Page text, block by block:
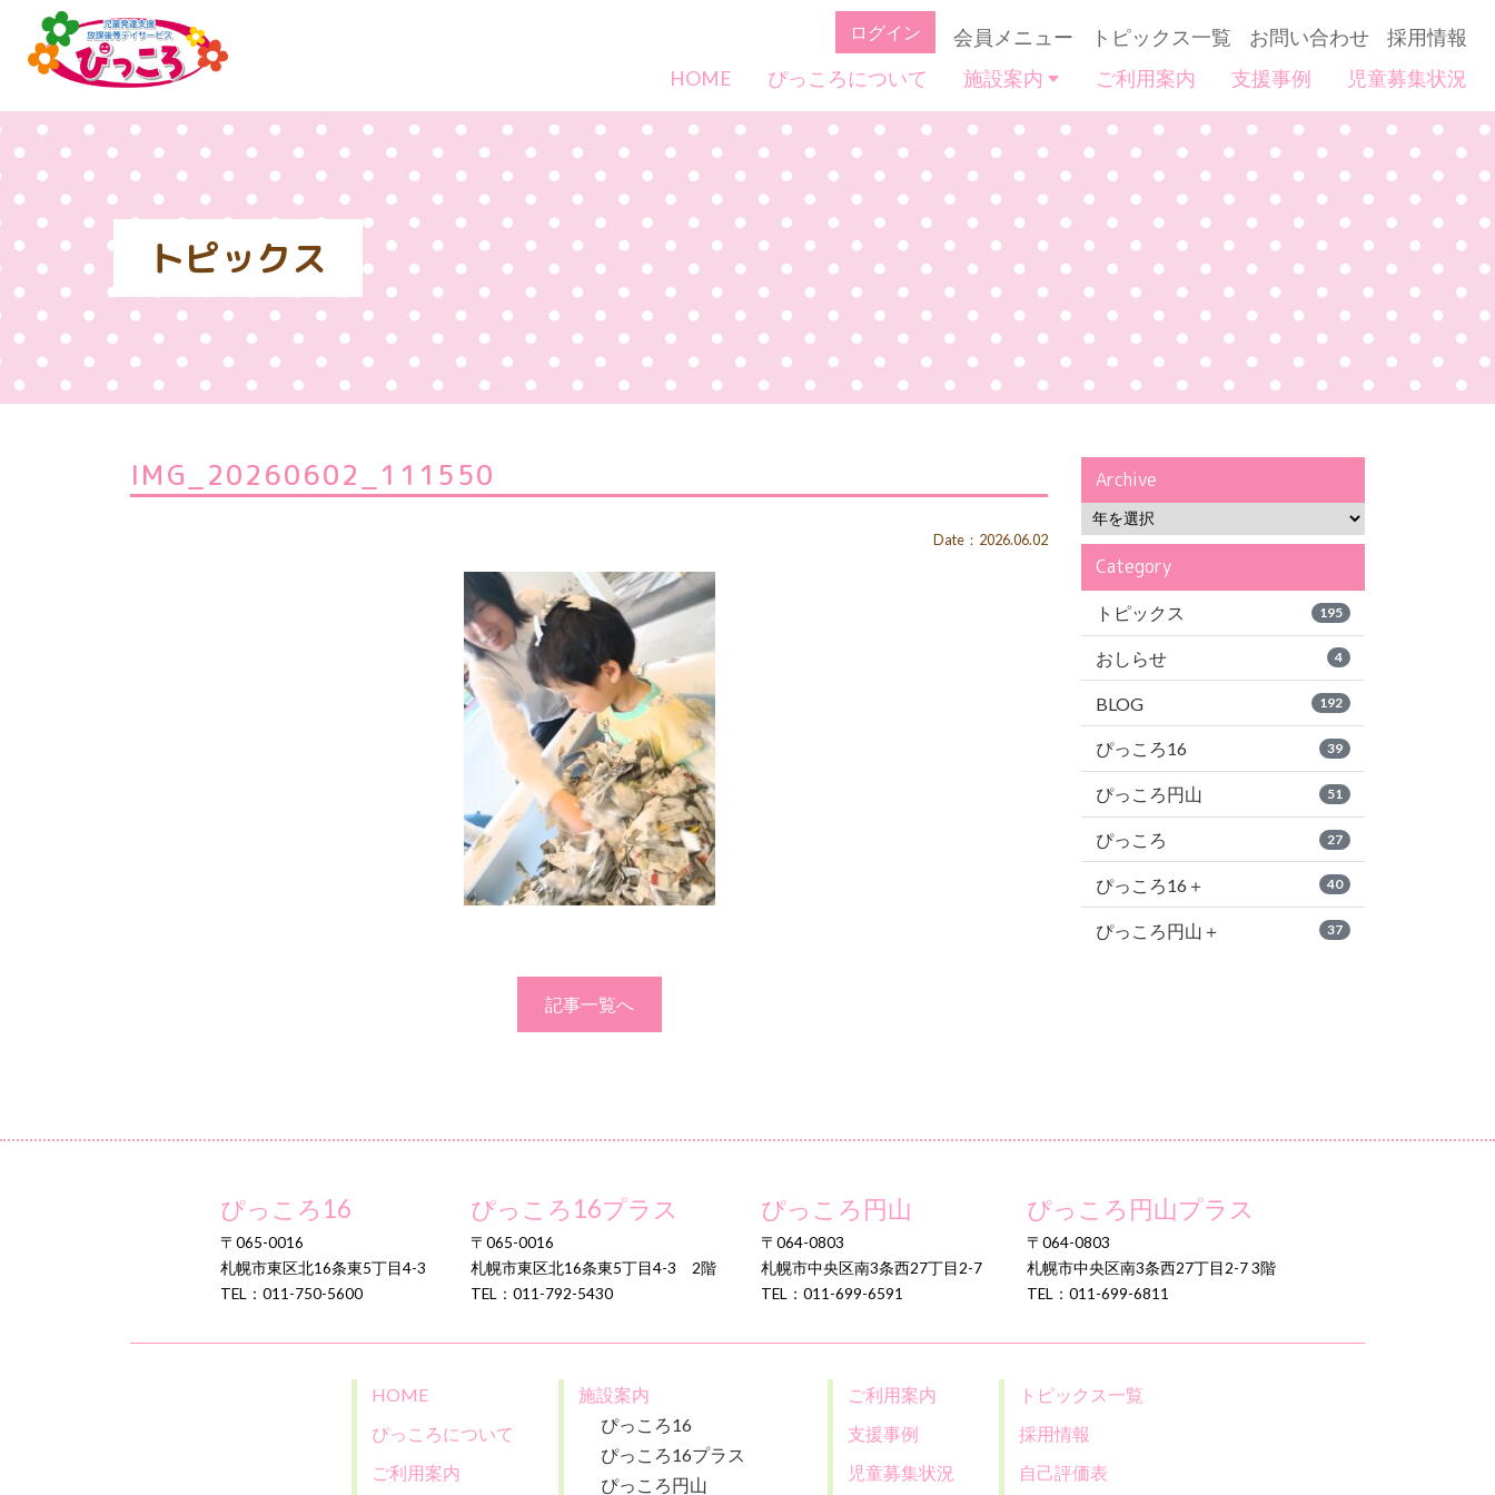
ログイン 会員メニュー トピックス一覧 お問い合わせ
採用情報
HOME
ぴっころについて 施設案内 ご利用案内 支援事例 児童募集状況
トピックス
IMG_20260602_111550
Date：2026.06.02
記事一覧へ
Archive
Category
トピックス 195
おしらせ 4
BLOG 192
ぴっころ16 39
ぴっころ円山 51
ぴっころ 27
ぴっころ16＋ 40
ぴっころ円山＋ 37
ぴっころ16
〒065-0016
札幌市東区北16条東5丁目4-3
TEL：011-750-5600
ぴっころ16プラス
〒065-0016
札幌市東区北16条東5丁目4-3 2階
TEL：011-792-5430
ぴっころ円山
〒064-0803
札幌市中央区南3条西27丁目2-7
TEL：011-699-6591
ぴっころ円山プラス
〒064-0803
札幌市中央区南3条西27丁目2-7 3階
TEL：011-699-6811
HOME
ぴっころについて
ご利用案内
施設案内
ぴっころ16
ぴっころ16プラス
ぴっころ円山
ご利用案内
支援事例
児童募集状況
トピックス一覧
採用情報
自己評価表